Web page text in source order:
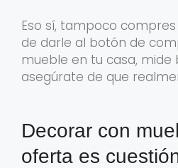
Eso sí, tampoco
de darle al botón de
mueble en tu casa, mide
asegúrate de que
Decorar con
oferta es